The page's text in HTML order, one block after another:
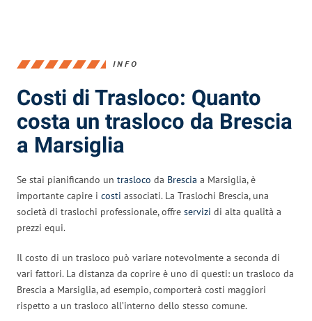
INFO
Costi di Trasloco: Quanto
costa un trasloco da Brescia
a Marsiglia
Se stai pianificando un trasloco da Brescia a Marsiglia, è
importante capire i costi associati. La Traslochi Brescia, una
società di traslochi professionale, offre servizi di alta qualità a
prezzi equi.
Il costo di un trasloco può variare notevolmente a seconda di
vari fattori. La distanza da coprire è uno di questi: un trasloco da
Brescia a Marsiglia, ad esempio, comporterà costi maggiori
rispetto a un trasloco all’interno dello stesso comune.